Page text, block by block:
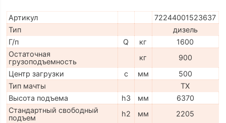
Артикул
72244001523637
Тип
дизель
Г/п
Q кг
1600
Остаточная
грузоподъемность
кг
900
Центр загрузки
c мм
500
Тип мачты
TX
Высота подъема
h3 мм
6370
Стандартный свободный
подъем
h2 мм
2205